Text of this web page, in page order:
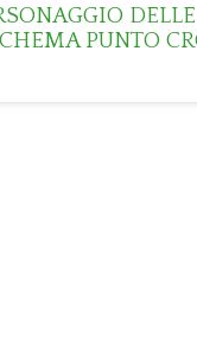
DELLE
PUNTO